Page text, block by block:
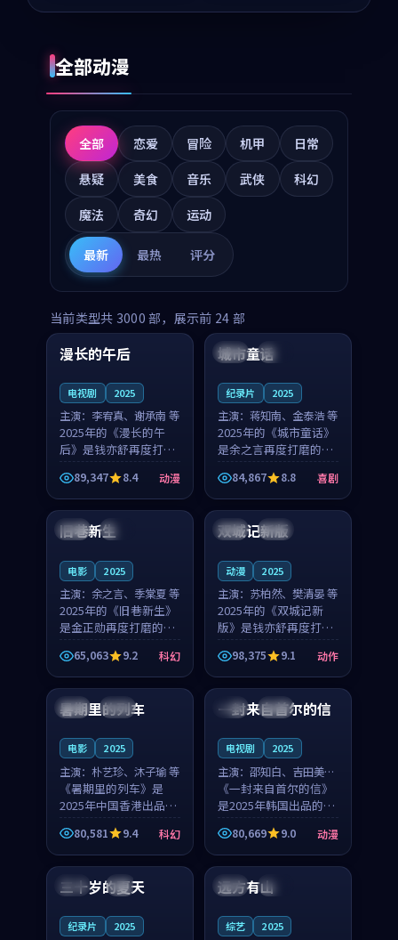
全部动漫
全部 恋爱 冒险 机甲
日常
悬疑
美食 音乐 武侠
科幻
魔法
奇幻 运动
最新 最热 评分
当前类型共 3000 部，展示前 24 部
中国 高分
99:16
漫长的午后
电视剧 2025
主演： 李宥真、谢承南 等
2025年的《漫长的午
后》是钱亦舒再度打磨
的动漫佳作。中国大陆
的取景与海岛日常的氛
围相互成就，李宥真与
谢承南的对手戏自然克
制，让整部影片在悬念
89,347 8.4 动漫
美国 院线
城市童话
纪录片 2025
主演： 蒋知南、金泰浩 等
2025年的《城市童话》
是余之言再度打磨的喜
剧佳作。美国的取景与
历史战争的氛围相互成
就，蒋知南与金泰浩的
对手戏自然克制，让整
部影片在悬念与温度
84,867 8.8 喜剧
英国 完结
旧巷新生
电影 2025
主演： 余之言、季棠夏 等
2025年的《旧巷新生》
是金正勋再度打磨的科
幻佳作。英国的取景与
雨夜物语的氛围相互成
就，余之言与季棠夏的
对手戏自然克制，让整
部影片在悬念与温度
65,063 9.2 科幻
中国 独播
双城记新版
动漫 2025
主演： 苏柏然、樊清晏 等
2025年的《双城记新
版》是钱亦舒再度打磨
的动作佳作。中国大陆
的取景与沙漠探险的氛
围相互成就，苏柏然与
樊清晏的对手戏自然克
制，让整部影片在悬念
98,375 9.1 动作
中国 杜比
暑期里的列车
电影 2025
主演： 朴艺珍、沐子瑜 等
《暑期里的列车》是
2025年中国香港出品的
科幻新作，主创团队希
望用城市夜归人的故事
让观众停下来想一想。
朴艺珍领衔，沐子瑜担
任重要角色，郑书延的
80,581 9.4 科幻
韩国 热播
一封来自首尔的信
电视剧 2025
主演： 邵知白、吉田美琴
等
《一封来自首尔的信》
是2025年韩国出品的动
漫新作，主创团队希望
用高考往事的故事让观
众停下来想一想。邵知
重要角色，谢承南的
80,669 9.0 动漫
法国 4K
三十岁的夏天
纪录片 2025
法国 独播
远方有山
综艺 2025